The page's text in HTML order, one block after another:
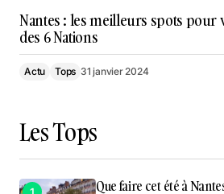
Nantes : les meilleurs spots
des 6 Nations
Actu Tops 31 janvier 2024
Les Tops
Que faire cet été à